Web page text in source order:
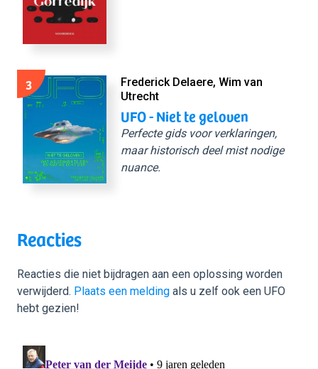
3
Frederick Delaere, Wim van
Utrecht
UFO - Niet te geloven
Perfecte gids voor verklaringen,
maar historisch deel mist nodige
nuance.
Reacties
Reacties die niet bijdragen aan een oplossing worden
verwijderd. Plaats een melding als u zelf ook een UFO
hebt gezien!